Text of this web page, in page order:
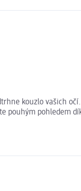
kouzlo vašich
pohledem